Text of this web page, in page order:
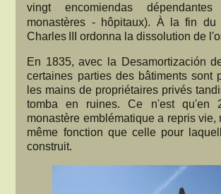
vingt encomiendas
monastères - hôpitaux). À la fin du
Charles III ordonna la dissolution de
En 1835, avec la Desamortización
certaines parties des bâtiments sont
les mains de propriétaires privés
tomba en ruines. Ce n'est qu'en
monastère emblématique a repris vie,
même fonction que celle pour
construit.